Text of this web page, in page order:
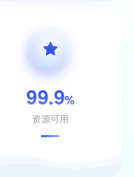
99.9%
资源可用